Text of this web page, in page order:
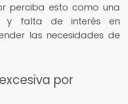
perciba esto como una
y falta de interés en
las necesidades de
por